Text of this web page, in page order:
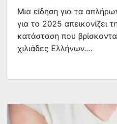
Μια είδηση για τα
για το 2025 απεικονίζει
κατάσταση που
χιλιάδες Ελλήνων.…